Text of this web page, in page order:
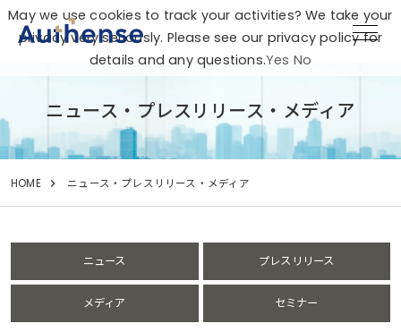
ニュース・プレスリリース・メディア
HOME ニュース・プレスリリース・メディア
ニュース プレスリリース
メディア セミナー
May we use cookies to track your activities? We take your
privacy very seriously. Please see our privacy policy for
details and any questions.Yes No